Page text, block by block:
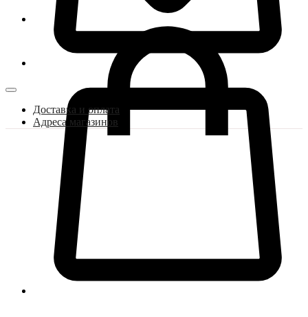
Доставка и оплата
Адреса магазинов